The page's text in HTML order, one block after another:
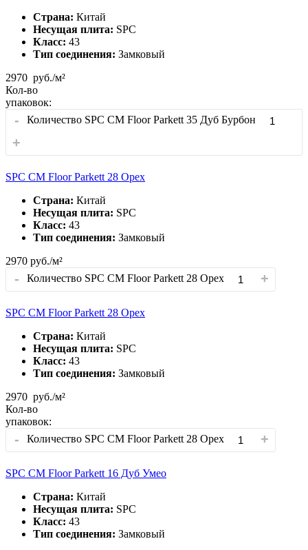
Страна: Китай
Несущая плита: SPC
Класс: 43
Тип соединения: Замковый
2970 руб./м²
Кол-во
упаковок:
- Количество SPC CM Floor Parkett 35 Дуб Бурбон
+
SPC CM Floor Parkett 28 Орех
Страна: Китай
Несущая плита: SPC
Класс: 43
Тип соединения: Замковый
2970 руб./м²
- Количество SPC CM Floor Parkett 28 Орех +
SPC CM Floor Parkett 28 Орех
Страна: Китай
Несущая плита: SPC
Класс: 43
Тип соединения: Замковый
2970 руб./м²
Кол-во
упаковок:
- Количество SPC CM Floor Parkett 28 Орех +
SPC CM Floor Parkett 16 Дуб Умео
Страна: Китай
Несущая плита: SPC
Класс: 43
Тип соединения: Замковый